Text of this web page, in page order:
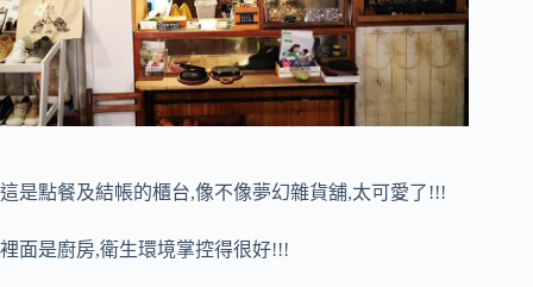
這是點餐及結帳的櫃台,像不像夢幻雜貨舖,太可愛了!!!
裡面是廚房,衛生環境掌控得很好!!!